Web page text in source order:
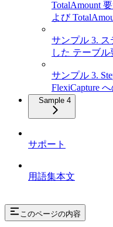
TotalAmount
よび
サンプル 3. ス
した テーブル
サンプル 3.
FlexiCapture
Sample 4
サポート
用語集本文
このページの内容